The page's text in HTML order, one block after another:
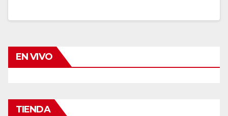
EN VIVO
TIENDA